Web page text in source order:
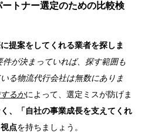
トナー選定のための比較検
提案をしてくれる業者を探しま
が決まっていれば、探す範囲も
る物流代行会社は無数にありま
るかによって、選定ミスが防げま
、「自社の事業成長を支えてくれ
点を持ちましょう。